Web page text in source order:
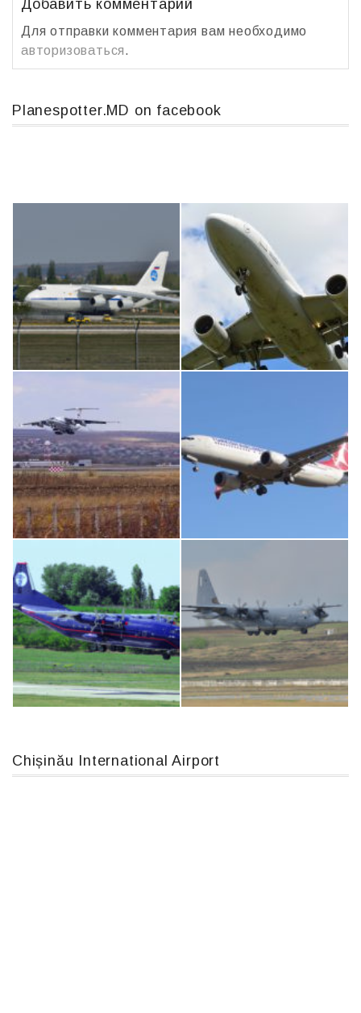
Добавить комментарий
Для отправки комментария вам необходимо
авторизоваться.
Planespotter.MD on facebook
An124, RA-82013
IL76, RA-78844 Boeing 737 MAX 8, TC-LCC
Chișinău International Airport